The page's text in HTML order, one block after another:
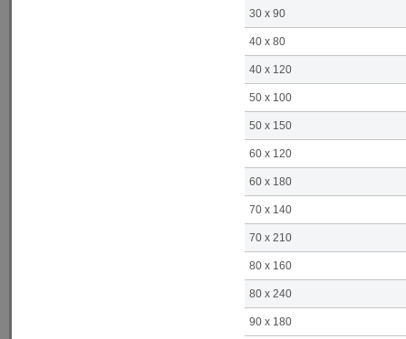
30 x 90
40 x 80
40 x 120
50 x 100
50 x 150
60 x 120
60 x 180
70 x 140
70 x 210
80 x 160
80 x 240
90 x 180